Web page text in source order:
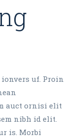
uf. Proin
auct ornisi elit
nibh id elit.
is. Morbi